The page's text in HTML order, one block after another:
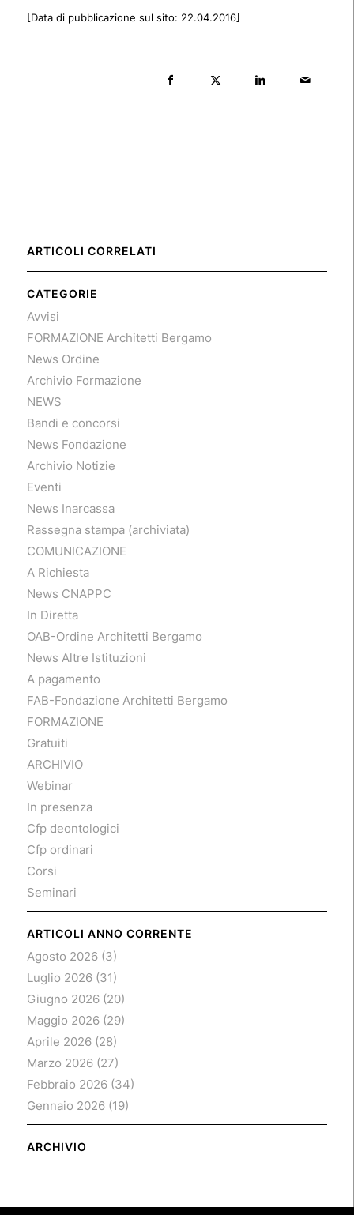
[Data di pubblicazione sul sito: 22.04.2016]
ARTICOLI CORRELATI
CATEGORIE
Avvisi
FORMAZIONE Architetti Bergamo
News Ordine
Archivio Formazione
NEWS
Bandi e concorsi
News Fondazione
Archivio Notizie
Eventi
News Inarcassa
Rassegna stampa (archiviata)
COMUNICAZIONE
A Richiesta
News CNAPPC
In Diretta
OAB-Ordine Architetti Bergamo
News Altre Istituzioni
A pagamento
FAB-Fondazione Architetti Bergamo
FORMAZIONE
Gratuiti
ARCHIVIO
Webinar
In presenza
Cfp deontologici
Cfp ordinari
Corsi
Seminari
ARTICOLI ANNO CORRENTE
Agosto 2026(3)
Luglio 2026(31)
Giugno 2026(20)
Maggio 2026(29)
Aprile 2026(28)
Marzo 2026(27)
Febbraio 2026(34)
Gennaio 2026(19)
ARCHIVIO